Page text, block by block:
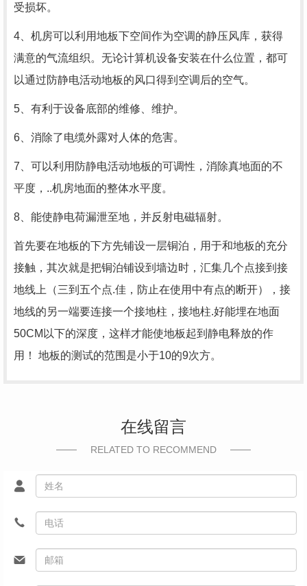
受损坏。
4、机房可以利用地板下空间作为空调的静压风库，获得
满意的气流组织。无论计算机设备安装在什么位置，都可
以通过防静电活动地板的风口得到空调后的空气。
5、有利于设备底部的维修、维护。
6、消除了电缆外露对人体的危害。
7、可以利用防静电活动地板的可调性，消除真地面的不
平度，..机房地面的整体水平度。
8、能使静电荷漏泄至地，并反射电磁辐射。
首先要在地板的下方先铺设一层铜泊，用于和地板的充分
接触，其次就是把铜泊铺设到墙边时，汇集几个点接到接
地线上（三到五个点.佳，防止在使用中有点的断开），接
地线的另一端要连接一个接地柱，接地柱.好能埋在地面
50CM以下的深度，这样才能使地板起到静电释放的作
用！ 地板的测试的范围是小于10的9次方。
在线留言
RELATED TO RECOMMEND